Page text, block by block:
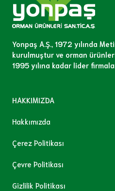
Yonpaş A.Ş., 1972 yılında
kurulmuştur ve orman
1995 yılına kadar lider
HAKKIMIZDA
Hakkımızda
Çerez Politikası
Çevre Politikası
Gizlilik Politikası